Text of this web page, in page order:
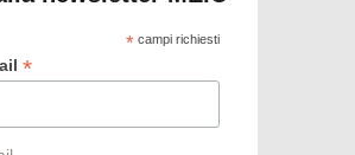
* campi richiesti
*